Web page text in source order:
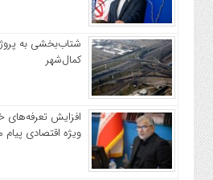
شتاب‌بخشی به
کمال‌شهر
افزایش تعرفه‌های
ویژه اقتصادی